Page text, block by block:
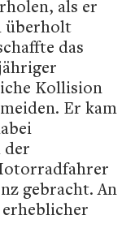
als er
überholt
das
Kollision
Er kam
der
gebracht. An